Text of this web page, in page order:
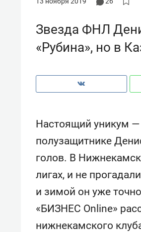
Звезда ФНЛ
«Рубина», но в
Настоящий уникум —
полузащитнике
голов. В
лигах, и не
и зимой он уже
«БИЗНЕС Online»
нижнекамского
Рекомендуем
Как ГК «МИР ГРУПП»
создают оазис
комфорта под Казанью